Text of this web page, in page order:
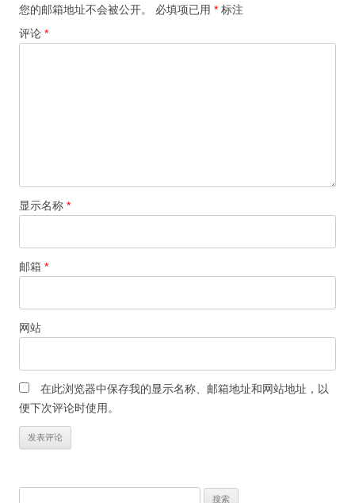
您的邮箱地址不会被公开。 必填项已用 * 标注
评论 *
显示名称 *
邮箱 *
网站
在此浏览器中保存我的显示名称、邮箱地址和网站地址，以
便下次评论时使用。